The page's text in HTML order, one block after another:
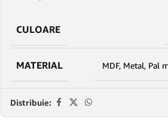
CULOARE
MATERIAL MDF, Metal, Pal
Distribuie: